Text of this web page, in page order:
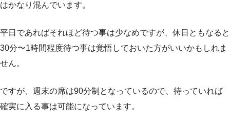
はかなり混んでいます。
平日であればそれほど待つ事は少なめですが、休日ともなると
30分〜1時間程度待つ事は覚悟しておいた方がいいかもしれま
せん。
ですが、週末の席は90分制となっているので、待っていれば
確実に入る事は可能になっています。